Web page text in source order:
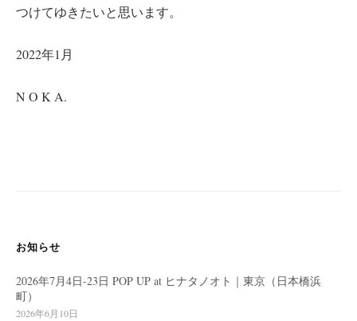
つけてゆきたいと思います。
2022年1月
N O K A.
お知らせ
2026年7月4日-23日 POP UP at ヒナタノオト｜東京（日本橋浜
町）
2026年6月10日